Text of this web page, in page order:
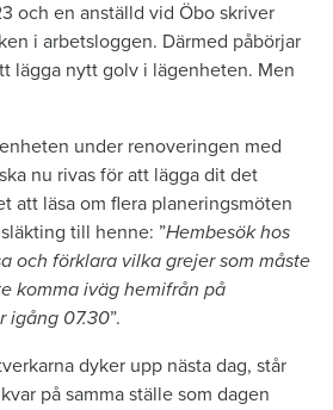
och en anställd vid Öbo skriver
i arbetsloggen. Därmed påbörjar
lägga nytt golv i lägenheten. Men
under renoveringen med
nu rivas för att lägga dit det
att läsa om flera planeringsmöten
till henne: ”Hembesök hos
och förklara vilka grejer som måste
komma iväg hemifrån på
igång 07.30”.
dyker upp nästa dag, står
på samma ställe som dagen